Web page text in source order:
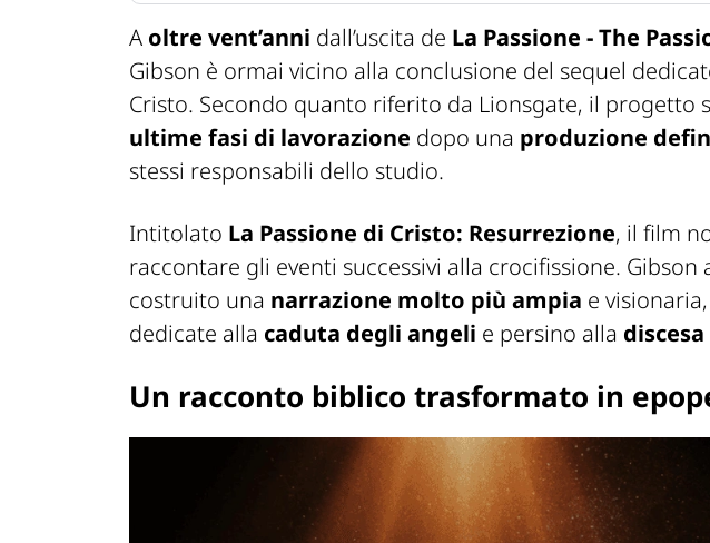
A oltre vent’anni dall’uscita de La Passione - The
Gibson è ormai vicino alla conclusione del sequel
Cristo. Secondo quanto riferito da Lionsgate, il progetto
ultime fasi di lavorazione dopo una produzione
stessi responsabili dello studio.
Intitolato La Passione di Cristo: Resurrezione, il film
raccontare gli eventi successivi alla crocifissione. Gibson
costruito una narrazione molto più ampia e
dedicate alla caduta degli angeli e persino alla
Un racconto biblico trasformato in